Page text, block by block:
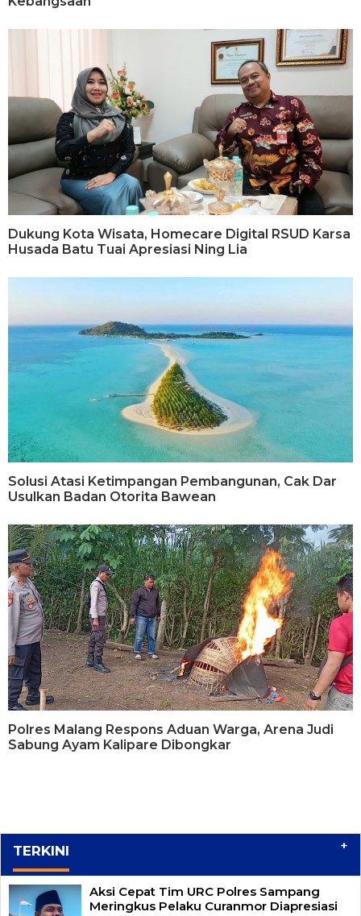
Dukung Kota Wisata, Homecare Digital RSUD Karsa
Husada Batu Tuai Apresiasi Ning Lia
Solusi Atasi Ketimpangan Pembangunan, Cak Dar
Usulkan Badan Otorita Bawean
Polres Malang Respons Aduan Warga, Arena Judi
Sabung Ayam Kalipare Dibongkar
TERKINI +
Aksi Cepat Tim URC Polres Sampang
Meringkus Pelaku Curanmor Diapresiasi